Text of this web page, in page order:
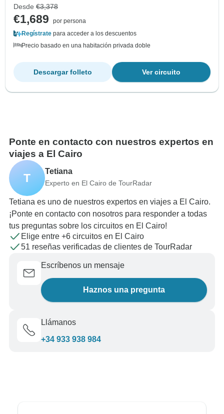
Desde €3,378
€1,689
por persona
Regístrate para acceder a los descuentos
Precio basado en una habitación privada doble
Ver circuito
Descargar folleto
Ponte en contacto con nuestros expertos en
viajes a El Cairo
T Tetiana
Experto en El Cairo de TourRadar
Tetiana es uno de nuestros expertos en viajes a El Cairo.
¡Ponte en contacto con nosotros para responder a todas
tus preguntas sobre los circuitos en El Cairo!
Elige entre +6 circuitos en El Cairo
51 reseñas verificadas de clientes de TourRadar
Escríbenos un mensaje
Haznos una pregunta
Llámanos
+34 933 938 984